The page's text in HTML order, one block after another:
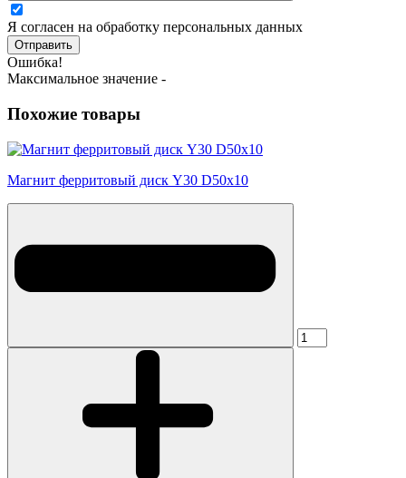
Я согласен на обработку персональных данных
Отправить
Ошибка!
Максимальное значение -
Похожие товары
Магнит ферритовый диск Y30 D50x10